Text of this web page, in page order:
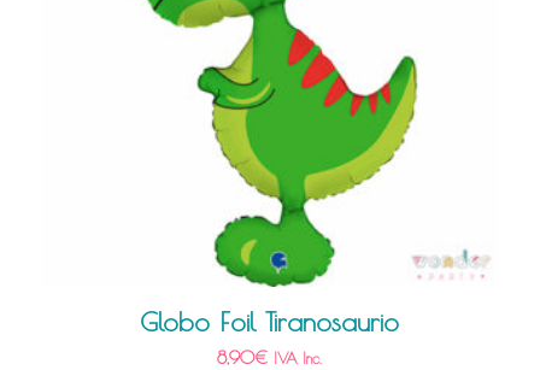
Globo Foil Tiranosaurio
8,90€ IVA Inc.